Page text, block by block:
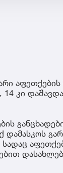
კი
დამასკოს
სადაც